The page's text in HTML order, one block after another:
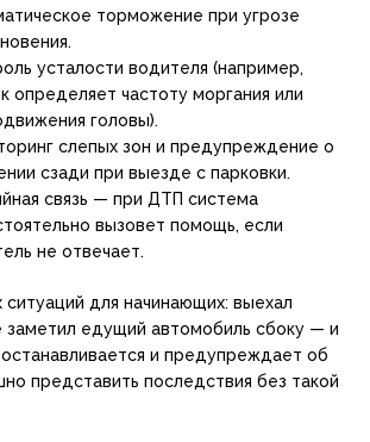
торможение при угрозе
усталости водителя (например,
определяет частоту моргания или
головы).
слепых зон и предупреждение о
сзади при выезде с парковки.
связь — при ДТП система
вызовет помощь, если
не отвечает.
ситуаций для начинающих: выехал
заметил едущий автомобиль сбоку — и
и предупреждает об
представить последствия без такой